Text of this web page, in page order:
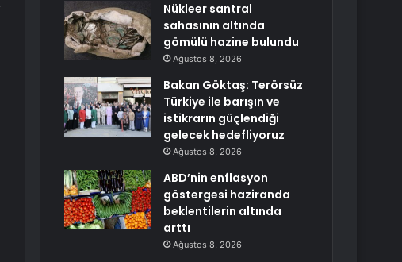
Nükleer santral
sahasının altında
gömülü hazine bulundu
Ağustos 8, 2026
Bakan Göktaş: Terörsüz
Türkiye ile barışın ve
istikrarın güçlendiği
gelecek hedefliyoruz
Ağustos 8, 2026
ABD’nin enflasyon
göstergesi haziranda
beklentilerin altında
arttı
Ağustos 8, 2026